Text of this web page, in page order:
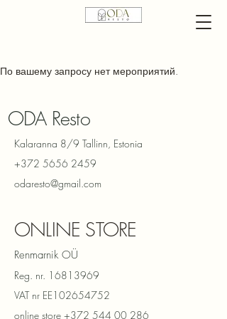
По вашему запросу нет мероприятий.
ODA Resto
Kalaranna 8/9 Tallinn, Estonia
+372 5656 2459
odaresto@gmail.com
ONLINE STORE
Renmarnik OÜ
Reg. nr. 16813969
VAT nr EE102654752
online store +372 544 00 286